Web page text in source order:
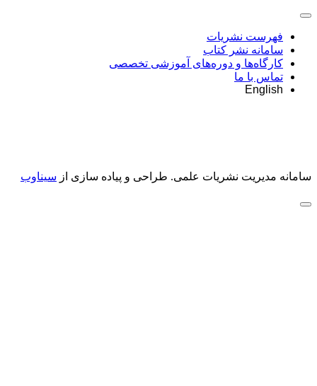
فهرست نشریات
سامانه نشر کتاب
کارگاه‌ها و دوره‌های آموزشی تخصصی
تماس با ما
English
سامانه مدیریت نشریات علمی. طراحی و پیاده سازی از سیناوب